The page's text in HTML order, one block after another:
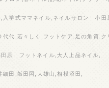
,入学式ママネイル,ネイルサロン 小
代,若々しく,フットケア,足の角質,ク
原 フットネイル,大人上品ネイル,
細田,飯田岡,大雄山,相模沼田,